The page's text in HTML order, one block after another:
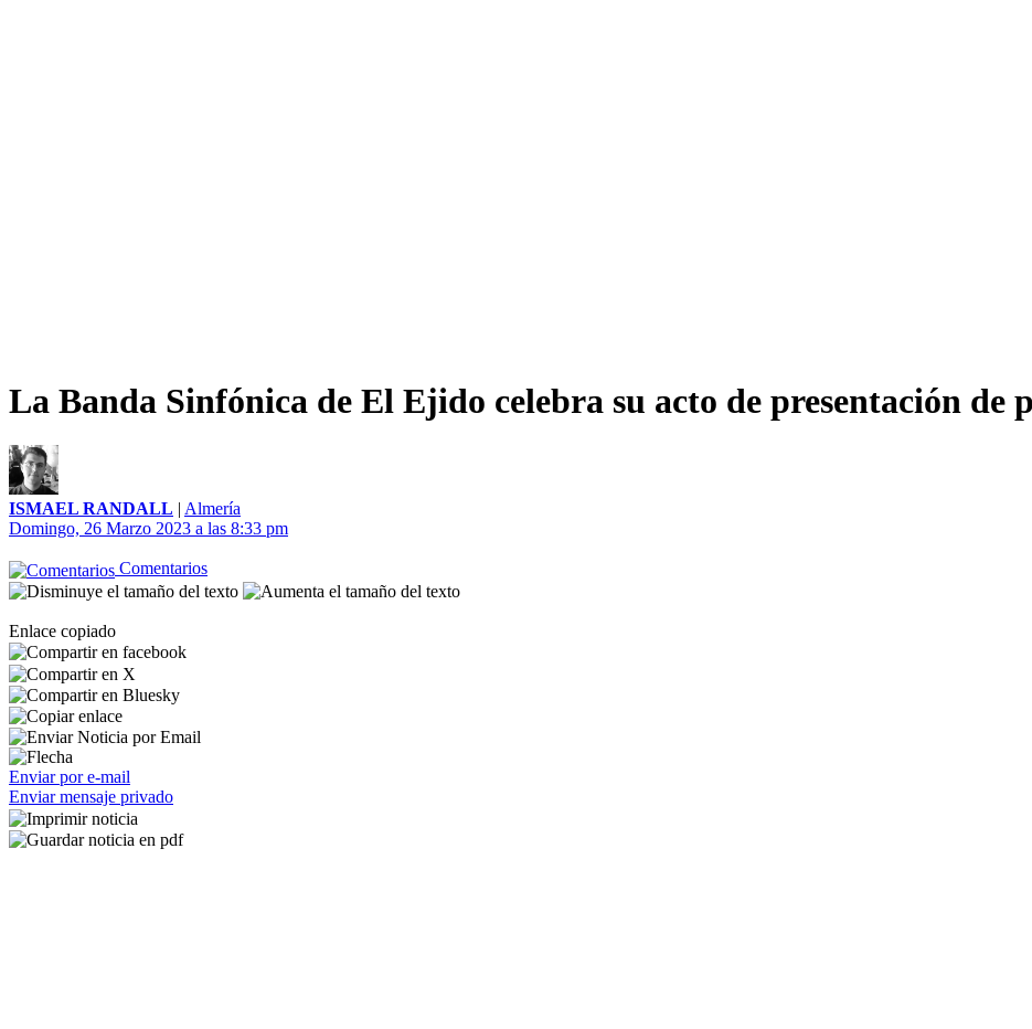
La Banda Sinfónica de El Ejido celebra su acto de presentación de
ISMAEL RANDALL | Almería
Domingo, 26 Marzo 2023 a las 8:33 pm
Comentarios
Enlace copiado
Enviar por e-mail
Enviar mensaje privado